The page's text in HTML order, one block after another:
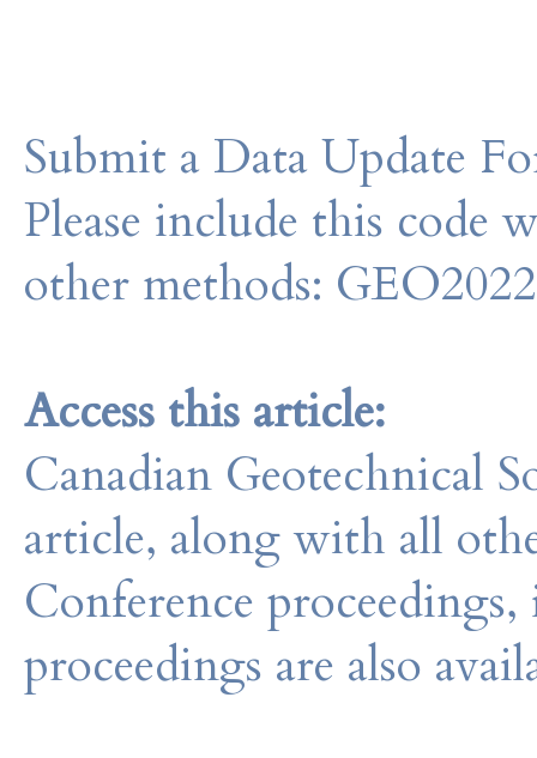
Submit a Data Update
Please include this code
other methods:
Access this article:
Canadian Geotechnical
article, along with all
Conference
proceedings are also